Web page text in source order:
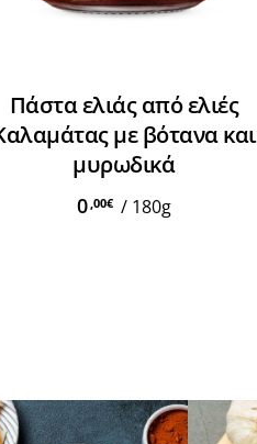
Πάστα ελιάς από ελιές
με βότανα και
μυρωδικά
0 ,00€ / 180g